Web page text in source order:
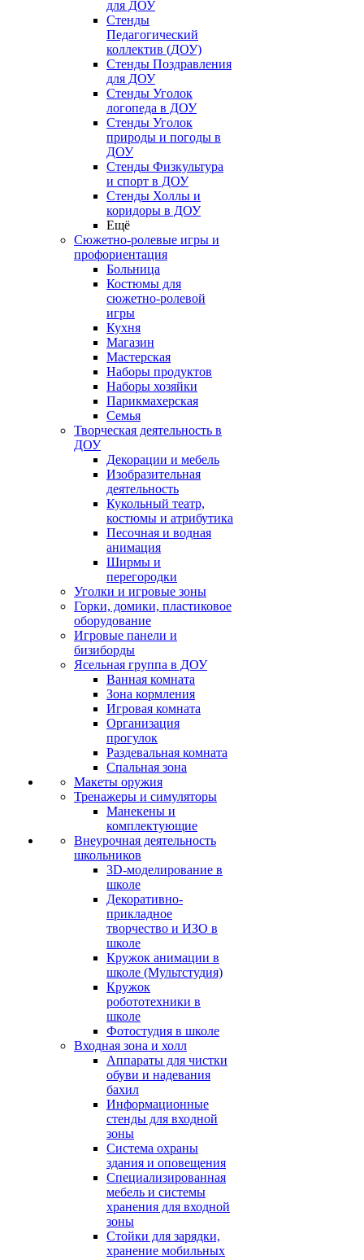
для ДОУ
Стенды
Педагогический
коллектив (ДОУ)
Стенды Поздравления
для ДОУ
Стенды Уголок
логопеда в ДОУ
Стенды Уголок
природы и погоды в
ДОУ
Стенды Физкультура
и спорт в ДОУ
Стенды Холлы и
коридоры в ДОУ
Ещё
Сюжетно-ролевые игры и
профориентация
Больница
Костюмы для
сюжетно-ролевой
игры
Кухня
Магазин
Мастерская
Наборы продуктов
Наборы хозяйки
Парикмахерская
Семья
Творческая деятельность в
ДОУ
Декорации и мебель
Изобразительная
деятельность
Кукольный театр,
костюмы и атрибутика
Песочная и водная
анимация
Ширмы и
перегородки
Уголки и игровые зоны
Горки, домики, пластиковое
оборудование
Игровые панели и
бизиборды
Ясельная группа в ДОУ
Ванная комната
Зона кормления
Игровая комната
Организация
прогулок
Раздевальная комната
Спальная зона
Макеты оружия
Тренажеры и симуляторы
Манекены и
комплектующие
Внеурочная деятельность
школьников
3D-моделирование в
школе
Декоративно-
прикладное
творчество и ИЗО в
школе
Кружок анимации в
школе (Мультстудия)
Кружок
робототехники в
школе
Фотостудия в школе
Входная зона и холл
Аппараты для чистки
обуви и надевания
бахил
Информационные
стенды для входной
зоны
Система охраны
здания и оповещения
Специализированная
мебель и системы
хранения для входной
зоны
Стойки для зарядки,
хранение мобильных